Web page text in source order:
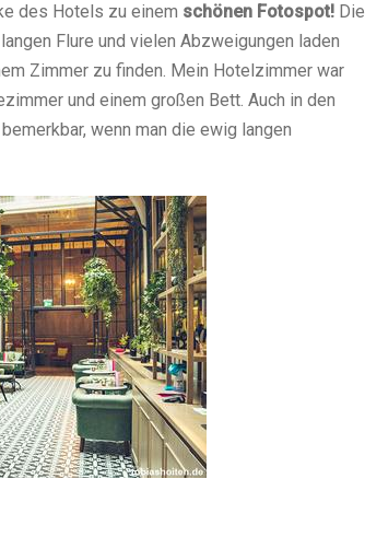
des Hotels zu einem schönen Fotospot! Die
Flure und vielen Abzweigungen laden
Zimmer zu finden. Mein Hotelzimmer war
und einem großen Bett. Auch in den
bemerkbar, wenn man die ewig langen